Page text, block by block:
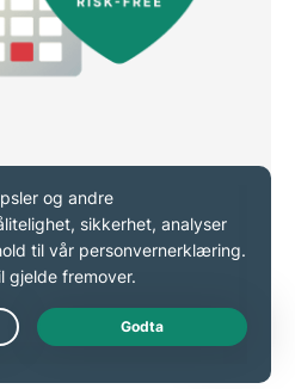
tilbake-
live chat
Live Chat